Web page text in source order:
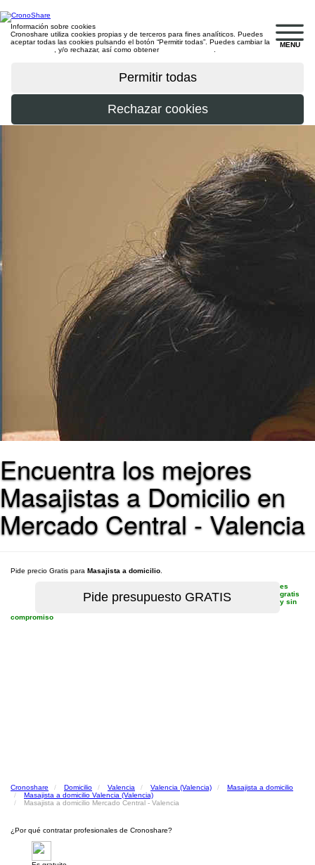
MENU
Información sobre cookies
Cronoshare utiliza cookies propias y de terceros para fines analíticos. Puedes
aceptar todas las cookies pulsando el botón “Permitir todas”. Puedes cambiar la
, y/o rechazar, así como obtener
Encuentra los mejores
Masajistas a Domicilio en
Mercado Central - Valencia
Pide precio Gratis para Masajista a domicilio
es
gratis
y sin
compromiso
Cronoshare Domicilio Valencia Valencia (Valencia)
Masajista a domicilio
Masajista a domicilio Valencia (Valencia)
Masajista a domicilio Mercado Central - Valencia
¿Por qué contratar profesionales de Cronoshare?